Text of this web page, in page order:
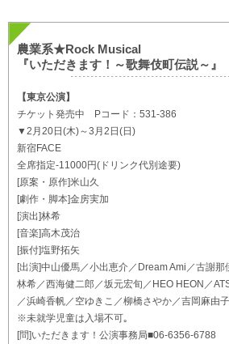
農業系★Rock Musical
『いただきます！～歌舞伎町伝説～』
【東京公演】
チケット発売中 Pコード：531-386
▼2月20日(木)～3月2日(日)
新宿FACE
全席指定-11000円(ドリンク代別途要)
[原案・原作]米山久
[劇作・脚本]金房実加
[演出]林希
[音楽]高木茂治
[振付]塩野拓矢
[出演]中山優馬／小出恵介／Dream Ami／古謝那
林希／西海健二郎／坂元宏旬／HEO HEON／
／浜崎香帆／空ゆきこ／柳橋さやか／吉岡麻由
※未就学児童は入場不可｡
[問]いただきます！公演事務局■06-6356-6788